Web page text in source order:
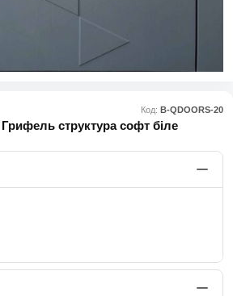
Код: В-QDOORS-20
структура софт біле